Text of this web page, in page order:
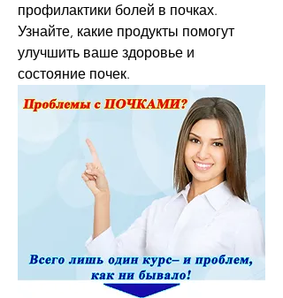
профилактики болей в почках.
Узнайте, какие продукты помогут
улучшить ваше здоровье и
состояние почек.